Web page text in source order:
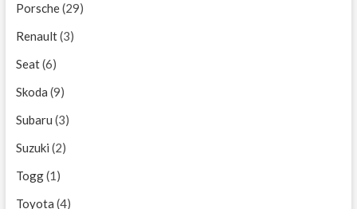
Porsche(29)
Renault(3)
Seat(6)
Skoda (9)
Subaru (3)
Suzuki (2)
Togg(1)
Toyota (4)